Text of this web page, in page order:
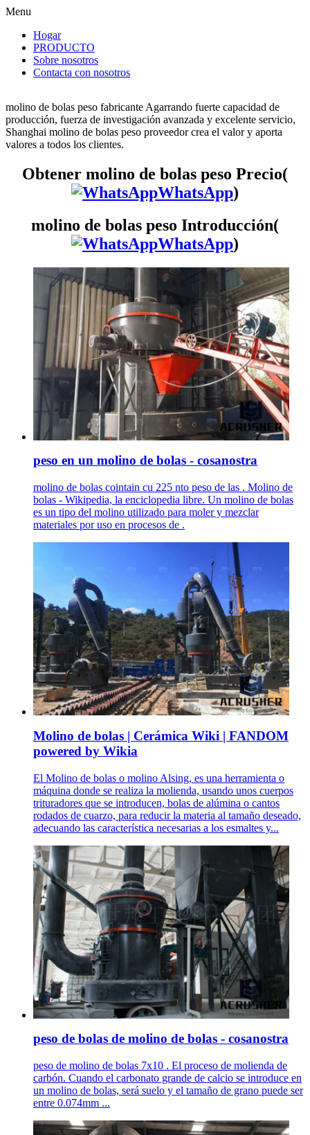
Menu
Hogar
PRODUCTO
Sobre nosotros
Contacta con nosotros
molino de bolas peso fabricante Agarrando fuerte capacidad de
producción, fuerza de investigación avanzada y excelente servicio,
Shanghai molino de bolas peso proveedor crea el valor y aporta
valores a todos los clientes.
Obtener molino de bolas peso Precio(
WhatsApp)
molino de bolas peso Introducción(
WhatsApp)
peso en un molino de bolas - cosanostra
molino de bolas cointain cu 225 nto peso de las . Molino de
bolas - Wikipedia, la enciclopedia libre. Un molino de bolas
es un tipo del molino utilizado para moler y mezclar
materiales por uso en procesos de .
Molino de bolas | Cerámica Wiki | FANDOM
powered by Wikia
El Molino de bolas o molino Alsing, es una herramienta o
máquina donde se realiza la molienda, usando unos cuerpos
trituradores que se introducen, bolas de alúmina o cantos
rodados de cuarzo, para reducir la materia al tamaño deseado,
adecuando las característica necesarias a los esmaltes y...
peso de bolas de molino de bolas - cosanostra
peso de molino de bolas 7x10 . El proceso de molienda de
carbón. Cuando el carbonato grande de calcio se introduce en
un molino de bolas, será suelo y el tamaño de grano puede ser
entre 0.074mm ...